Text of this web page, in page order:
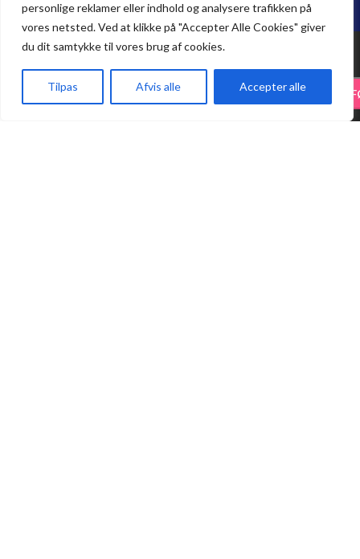
personlige reklamer eller indhold og analysere trafikken på
vores netsted. Ved at klikke på "Accepter Alle Cookies" giver
du dit samtykke til vores brug af cookies.
Tilpas Afvis alle Accepter alle
Spar 15 % på Take Away. Bestil online,
Laks Rulle
S
85.00 kr. 72.25 +